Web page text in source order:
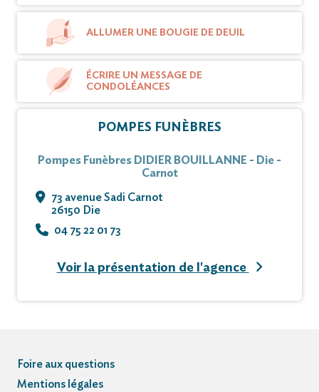
ALLUMER UNE BOUGIE DE DEUIL
ÉCRIRE UN MESSAGE DE
CONDOLÉANCES
POMPES FUNÈBRES
Pompes Funèbres DIDIER BOUILLANNE - Die -
Carnot
73 avenue Sadi Carnot
26150 Die
04 75 22 01 73
Voir la présentation de l'agence
Foire aux questions
Mentions légales